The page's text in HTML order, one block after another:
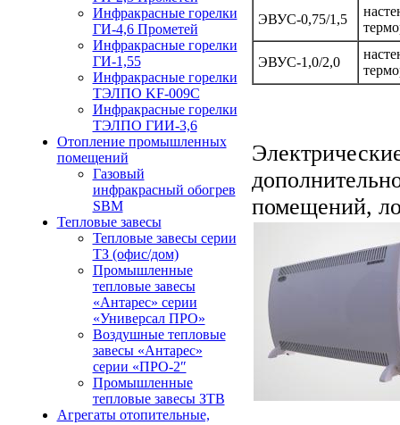
Инфракрасные горелки
ГИ-4,6 Прометей
Инфракрасные горелки
ГИ-1,55
Инфракрасные горелки
ТЭЛПО KF-009C
Инфракрасные горелки
ТЭЛПО ГИИ-3,6
Отопление промышленных
помещений
Газовый
инфракрасный обогрев
SBM
Тепловые завесы
Тепловые завесы серии
ТЗ (офис/дом)
Промышленные
тепловые завесы
«Антарес» серии
«Универсал ПРО»
Воздушные тепловые
завесы «Антарес»
серии «ПРО-2″
Промышленные
тепловые завесы ЗТВ
Агрегаты отопительные,
ЭВУС-0,75/1,5
ЭВУС-1,0/2,0
помещений,